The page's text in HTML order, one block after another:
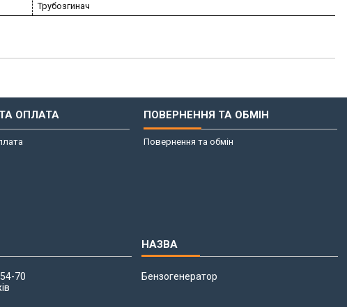
Трубозгинач
ОПЛАТА ПОВЕРНЕННЯ ТА ОБМІН
Повернення та обмін
70
Бензогенератор